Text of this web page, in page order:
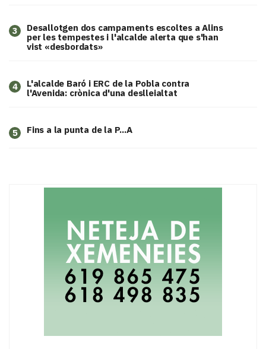
3
​Desallotgen dos campaments escoltes a Alins
per les tempestes i l'alcalde alerta que s'han
vist «desbordats»
4
L'alcalde Baró i ERC de la Pobla contra
l'Avenida: crònica d'una deslleialtat
5 Fins a la punta de la P...A